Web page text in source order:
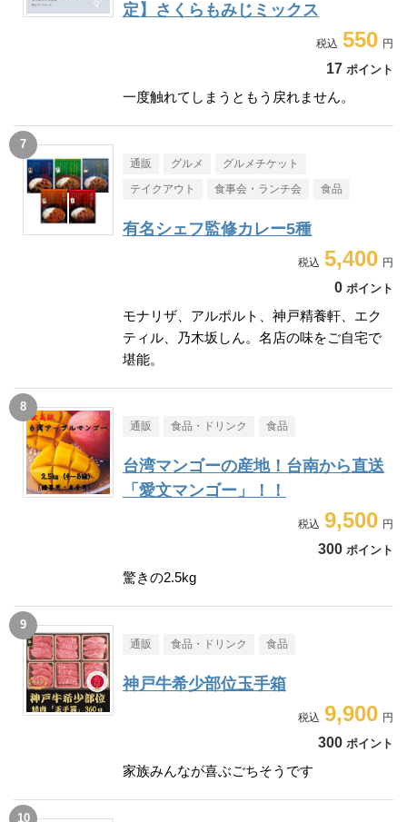
定】さくらもみじミックス
550
17 ポイント
一度触れてしまうともう戻れません。
通販 グルメ グルメチケット
テイクアウト 食事会・ランチ会 食品
有名シェフ監修カレー5種
5,400
0 ポイント
モナリザ、アルポルト、神戸精養軒、エク
ティル、乃木坂しん。名店の味をご自宅で
堪能。
通販 食品・ドリンク 食品
台湾マンゴーの産地！台南から直送
「愛文マンゴー」！！
9,500
300 ポイント
驚きの2.5kg
通販 食品・ドリンク 食品
神戸牛希少部位玉手箱
9,900
300 ポイント
家族みんなが喜ぶごちそうです